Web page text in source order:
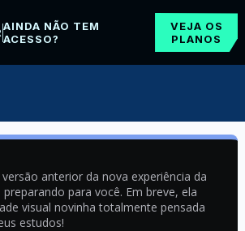
AINDA NÃO TEM
ACESSO?
VEJA OS
PLANOS
anterior da nova experiência da
para você. Em breve, ela
visual novinha totalmente pensada
estudos!